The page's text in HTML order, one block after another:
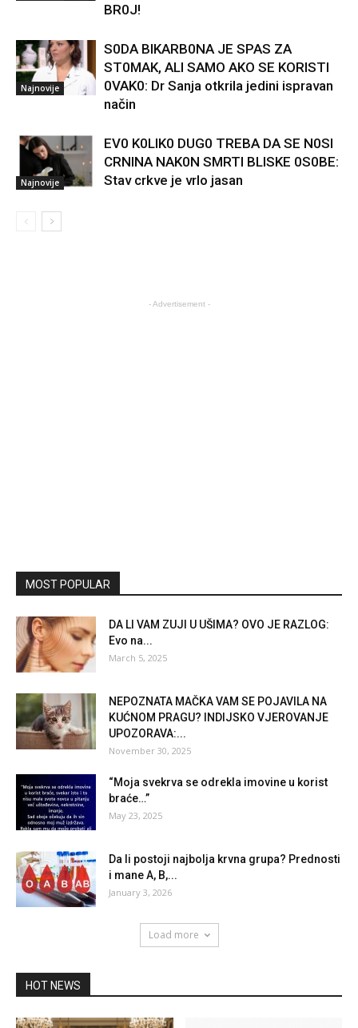
BR0J!
Najnovije
S0DA BIKARB0NA JE SPAS ZA
ST0MAK, ALI SAMO AKO SE KORISTI
0VAK0: Dr Sanja otkrila jedini ispravan
način
Najnovije
EV0 K0LIK0 DUG0 TREBA DA SE N0SI
CRNINA NAK0N SMRTI BLISKE 0S0BE:
Stav crkve je vrlo jasan
- Advertisement -
MOST POPULAR
DA LI VAM ZUJI U UŠIMA? OVO JE RAZLOG:
Evo na...
March 5, 2025
NEPOZNATA MAČKA VAM SE POJAVILA NA
KUĆNOM PRAGU? INDIJSKO VJEROVANJE
UPOZORAVA:...
November 30, 2025
“Moja svekrva se odrekla imovine u korist
braće…”
May 23, 2025
Da li postoji najbolja krvna grupa? Prednosti
i mane A, B,...
January 3, 2026
Load more
HOT NEWS